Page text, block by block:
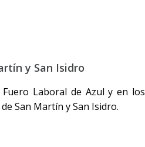
y San Isidro
Laboral de Azul y en los
San Martín y San Isidro.